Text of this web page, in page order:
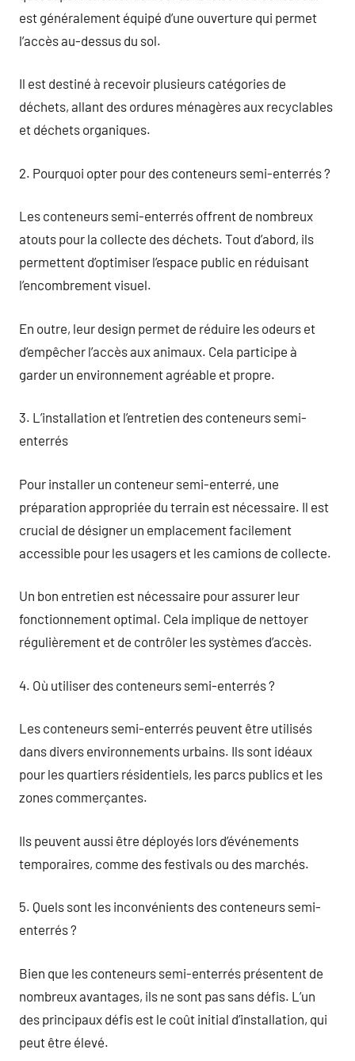
est généralement équipé d’une ouverture qui permet
l’accès au-dessus du sol.
Il est destiné à recevoir plusieurs catégories de
déchets, allant des ordures ménagères aux recyclables
et déchets organiques.
2. Pourquoi opter pour des conteneurs semi-enterrés ?
Les conteneurs semi-enterrés offrent de nombreux
atouts pour la collecte des déchets. Tout d’abord, ils
permettent d’optimiser l’espace public en réduisant
l’encombrement visuel.
En outre, leur design permet de réduire les odeurs et
d’empêcher l’accès aux animaux. Cela participe à
garder un environnement agréable et propre.
3. L’installation et l’entretien des conteneurs semi-
enterrés
Pour installer un conteneur semi-enterré, une
préparation appropriée du terrain est nécessaire. Il est
crucial de désigner un emplacement facilement
accessible pour les usagers et les camions de collecte.
Un bon entretien est nécessaire pour assurer leur
fonctionnement optimal. Cela implique de nettoyer
régulièrement et de contrôler les systèmes d’accès.
4. Où utiliser des conteneurs semi-enterrés ?
Les conteneurs semi-enterrés peuvent être utilisés
dans divers environnements urbains. Ils sont idéaux
pour les quartiers résidentiels, les parcs publics et les
zones commerçantes.
Ils peuvent aussi être déployés lors d’événements
temporaires, comme des festivals ou des marchés.
5. Quels sont les inconvénients des conteneurs semi-
enterrés ?
Bien que les conteneurs semi-enterrés présentent de
nombreux avantages, ils ne sont pas sans défis. L’un
des principaux défis est le coût initial d’installation, qui
peut être élevé.